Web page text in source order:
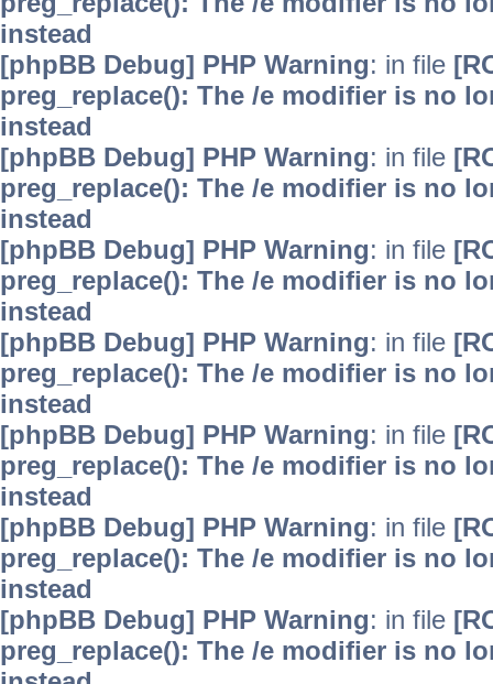
instead
[phpBB Debug] PHP Warning: in file
preg_replace(): The /e modifier is no
instead
[phpBB Debug] PHP Warning: in file
preg_replace(): The /e modifier is no
instead
[phpBB Debug] PHP Warning: in file
preg_replace(): The /e modifier is no
instead
[phpBB Debug] PHP Warning: in file
preg_replace(): The /e modifier is no
instead
[phpBB Debug] PHP Warning: in file
preg_replace(): The /e modifier is no
instead
[phpBB Debug] PHP Warning: in file
preg_replace(): The /e modifier is no
instead
[phpBB Debug] PHP Warning: in file
preg_replace(): The /e modifier is no